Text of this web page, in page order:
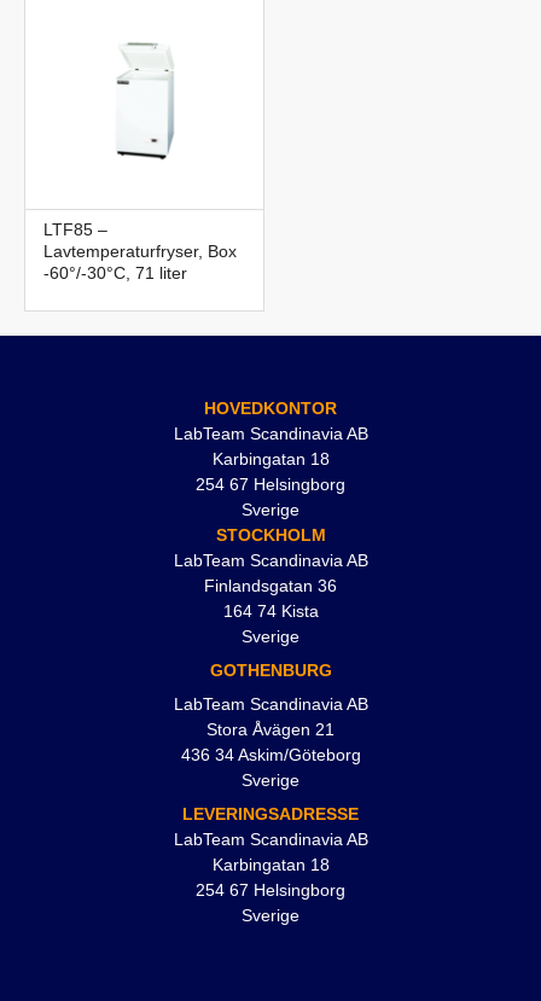
LTF85 –
Lavtemperaturfryser, Box
-60°/-30°C, 71 liter
HOVEDKONTOR
LabTeam Scandinavia AB
Karbingatan 18
254 67 Helsingborg
Sverige
STOCKHOLM
LabTeam Scandinavia AB
Finlandsgatan 36
164 74 Kista
Sverige
GOTHENBURG
LabTeam Scandinavia AB
Stora Åvägen 21
436 34 Askim/Göteborg
Sverige
LEVERINGSADRESSE
LabTeam Scandinavia AB
Karbingatan 18
254 67 Helsingborg
Sverige